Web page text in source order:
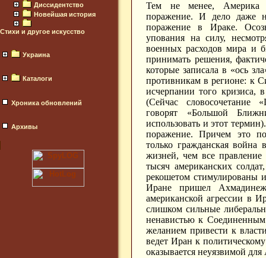
Диссидентство
Новейшая история
Стихи и другое искусство
Украина
Каталоги
Хроника обновлений
Архивы
Тем не менее, Америка
поражение. И дело даже
поражение в Ираке.
упования на силу,
военных расходов мира и
принимать решения,
которые записала в «ось
противникам в регионе: к
исчерпании того
(Сейчас словосочетание
говорят «Большой
использовать и этот
поражение. Причем это
только гражданская война
жизней, чем все
тысяч американских
рекошетом стимулированы
Иране пришел
американской агрессии в
слишком сильные
ненавистью к
желанием привести к
ведет Иран к
оказывается неуязвимой